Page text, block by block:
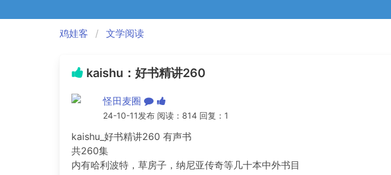
鸡娃客 文学阅读
kaishu：好书精讲260
怪田麦圈
24-10-11发布 阅读：814 回复：1
kaishu_好书精讲260 有声书
共260集
内有哈利波特，草房子，纳尼亚传奇等几十本中外书目